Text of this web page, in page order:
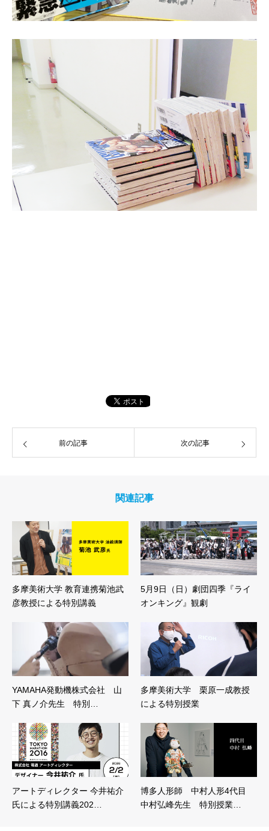
前の記事 次の記事
関連記事
多摩美術大学 教育連携菊池武
彦教授による特別講義
5月9日（日）劇団四季『ライ
オンキング』観劇
YAMAHA発動機株式会社 山
下 真ノ介先生 特別…
多摩美術大学 栗原一成教授
による特別授業
アートディレクター 今井祐介
氏による特別講義202…
博多人形師 中村人形4代目
中村弘峰先生 特別授業…